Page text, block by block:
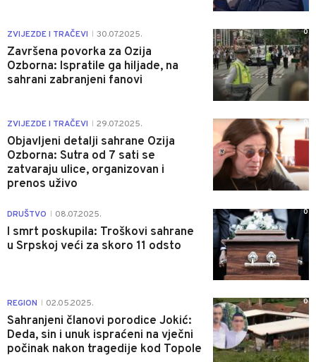
ZVIJEZDE I TRAČEVI 30.07.2025.
Završena povorka za Ozija
Ozborna: Ispratile ga hiljade, na
sahrani zabranjeni fanovi
0
ZVIJEZDE I TRAČEVI 29.07.2025.
Objavljeni detalji sahrane Ozija
Ozborna: Sutra od 7 sati se
zatvaraju ulice, organizovan i
prenos uživo
0
DRUŠTVO 08.07.2025.
I smrt poskupila: Troškovi sahrane
u Srpskoj veći za skoro 11 odsto
0
REGION 02.05.2025.
Sahranjeni članovi porodice Jokić:
Deda, sin i unuk ispraćeni na vječni
počinak nakon tragedije kod Topole
0